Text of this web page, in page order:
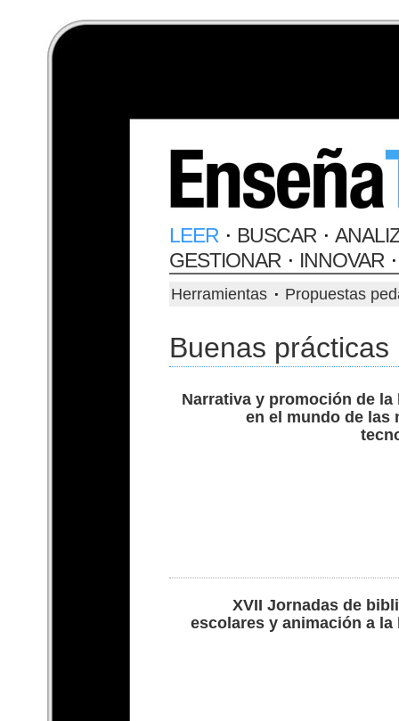
Jump to navigation
Buenas prácticas
Narrativa y promoción de la
en el mundo de las
XVII Jornadas de
escolares y animación a la
LEER BUSCAR
GESTIONAR
INNOVAR
Menú principal
Herramientas Propuestas